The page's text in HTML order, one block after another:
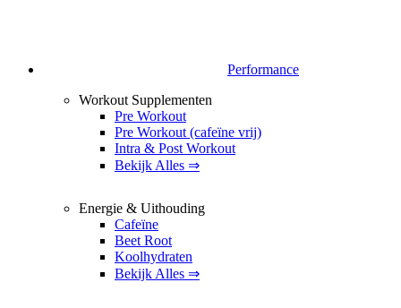
Performance
Workout Supplementen
Pre Workout
Pre Workout (cafeïne vrij)
Intra & Post Workout
Bekijk Alles ⇒
Energie & Uithouding
Cafeïne
Beet Root
Koolhydraten
Bekijk Alles ⇒